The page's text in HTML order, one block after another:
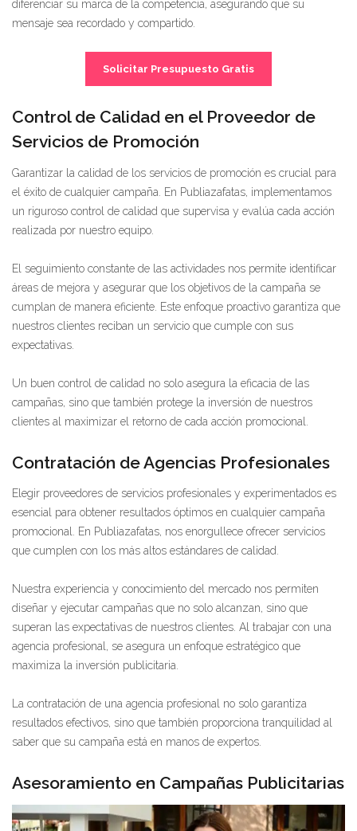
diferenciar su marca de la competencia, asegurando que su
mensaje sea recordado y compartido.
Solicitar Presupuesto Gratis
Control de Calidad en el Proveedor de
Servicios de Promoción
Garantizar la calidad de los servicios de promoción es crucial para
el éxito de cualquier campaña. En Publiazafatas, implementamos
un riguroso control de calidad que supervisa y evalúa cada acción
realizada por nuestro equipo.
El seguimiento constante de las actividades nos permite identificar
áreas de mejora y asegurar que los objetivos de la campaña se
cumplan de manera eficiente. Este enfoque proactivo garantiza que
nuestros clientes reciban un servicio que cumple con sus
expectativas.
Un buen control de calidad no solo asegura la eficacia de las
campañas, sino que también protege la inversión de nuestros
clientes al maximizar el retorno de cada acción promocional.
Contratación de Agencias Profesionales
Elegir proveedores de servicios profesionales y experimentados es
esencial para obtener resultados óptimos en cualquier campaña
promocional. En Publiazafatas, nos enorgullece ofrecer servicios
que cumplen con los más altos estándares de calidad.
Nuestra experiencia y conocimiento del mercado nos permiten
diseñar y ejecutar campañas que no solo alcanzan, sino que
superan las expectativas de nuestros clientes. Al trabajar con una
agencia profesional, se asegura un enfoque estratégico que
maximiza la inversión publicitaria.
La contratación de una agencia profesional no solo garantiza
resultados efectivos, sino que también proporciona tranquilidad al
saber que su campaña está en manos de expertos.
Asesoramiento en Campañas Publicitarias